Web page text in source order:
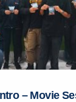
– Movie